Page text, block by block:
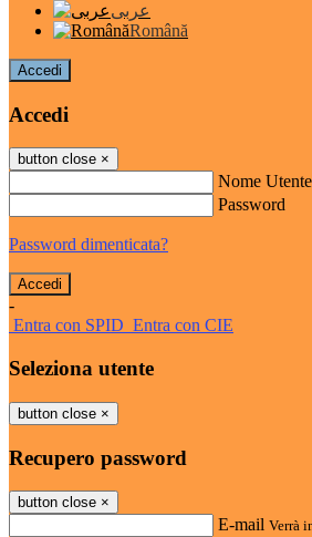
عربى
Română
Accedi
Accedi
button close ×
Nome Utente
Password
Password dimenticata?
-
Entra con SPID Entra con CIE
Seleziona utente
button close ×
Recupero password
button close ×
E-mail Verrà